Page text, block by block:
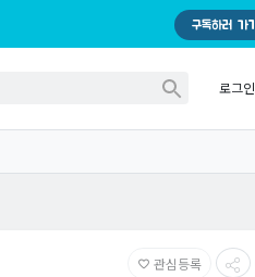
구독하러 가기
로그인
favorite_border 관심등록